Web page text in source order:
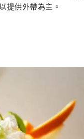
提供外帶為主。